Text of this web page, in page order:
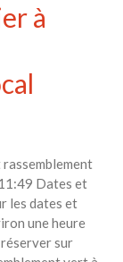
à
Dates et
les dates et
une heure
sur